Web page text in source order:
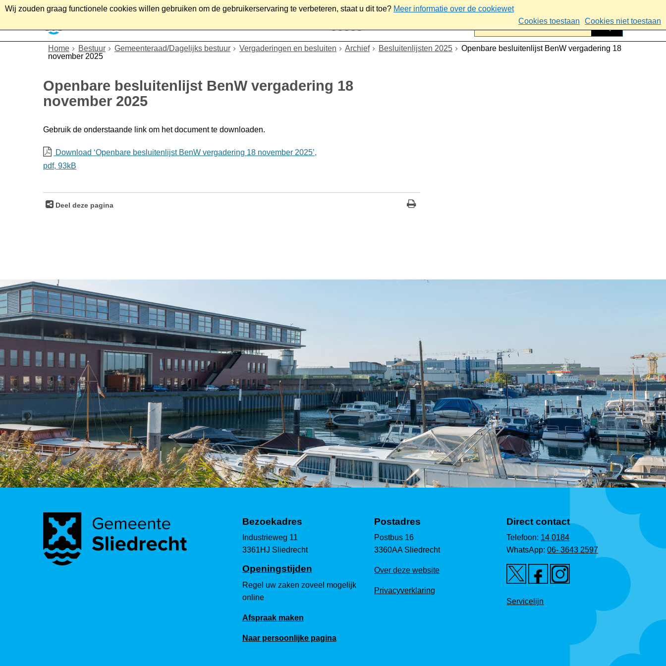
Wij zouden graag functionele cookies willen gebruiken om de gebruikerservaring te verbeteren, staat u dit toe? Meer informatie over de cookiewet
Cookies toestaan
Cookies niet toestaan
Home Bestuur Gemeenteraad/Dagelijks bestuur Vergaderingen en besluiten Archief Besluitenlijsten 2025
Openbare besluitenlijst BenW vergadering 18
november 2025
Openbare besluitenlijst BenW vergadering 18
november 2025
Gebruik de onderstaande link om het document te downloaden.
Download ‘Openbare besluitenlijst BenW vergadering 18 november 2025’,
pdf, 93kB
Deel deze pagina
Bezoekadres
Industrieweg 11
3361HJ Sliedrecht
Openingstijden
Regel uw zaken zoveel mogelijk
online
Afspraak maken
Naar persoonlijke pagina
Postadres
Postbus 16
3360AA Sliedrecht
Over deze website
Privacyverklaring
Direct contact
Telefoon: 14 0184
WhatsApp:06- 3643 2597
Servicelijn